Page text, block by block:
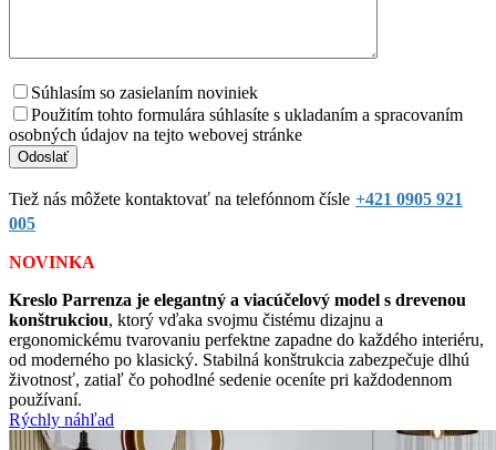
Súhlasím so zasielaním noviniek
Použitím tohto formulára súhlasíte s ukladaním a spracovaním
osobných údajov na tejto webovej stránke
Tiež nás môžete kontaktovať na telefónnom čísle +421 0905 921
005
NOVINKA
Kreslo Parrenza je elegantný a viacúčelový model s drevenou
konštrukciou, ktorý vďaka svojmu čistému dizajnu a
ergonomickému tvarovaniu perfektne zapadne do každého interiéru,
od moderného po klasický. Stabilná konštrukcia zabezpečuje dlhú
životnosť, zatiaľ čo pohodlné sedenie oceníte pri každodennom
používaní.
Rýchly náhľad